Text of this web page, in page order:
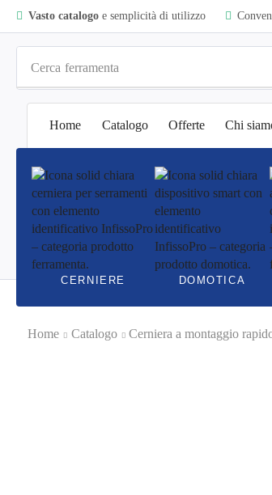
Vasto catalogoe semplicità di utilizzo
Cerca ferramenta
Home Catalogo Offerte Chi
CERNIERE DOMOTICA
Home Catalogo Cerniera a montaggio